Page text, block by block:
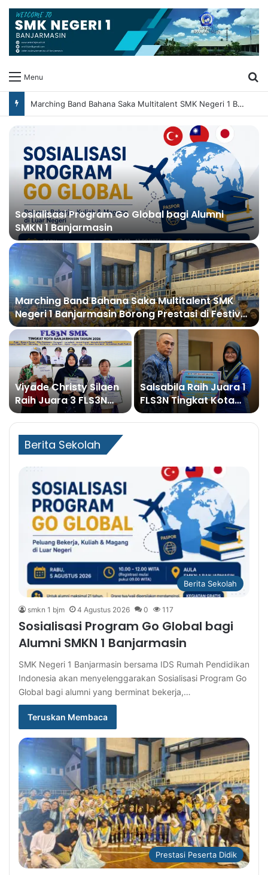
Menu
Marching Band Bahana Saka Multitalent SMK Negeri 1 Banjarmasin Borong Prestasi di Festival Borneo Marching Day 2026
Sosialisasi Program Go Global bagi Alumni
SMKN 1 Banjarmasin
Marching Band Bahana Saka Multitalent SMK
Negeri 1 Banjarmasin Borong Prestasi di Festival
Borneo Marching Day 2026
Viyade Christy Silaen
Raih Juara 3 FLS3N
Tingkat Kota
Banjarmasin Cabang
Baca Puisi
Salsabila Raih Juara 1
FLS3N Tingkat Kota
dan Juara 2 Tingkat
Provinsi pada Cabang
Berita Sekolah
Berita Sekolah
smkn 1 bjm 4 Agustus 2026 0 117
Sosialisasi Program Go Global bagi
Alumni SMKN 1 Banjarmasin
SMK Negeri 1 Banjarmasin bersama IDS Rumah Pendidikan
Indonesia akan menyelenggarakan Sosialisasi Program Go
Global bagi alumni yang berminat bekerja,…
Teruskan Membaca
Prestasi Peserta Didik